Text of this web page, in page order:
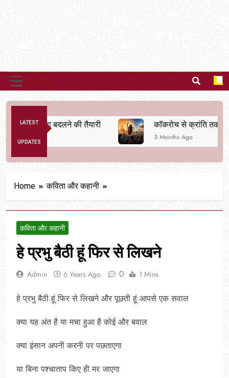
LATEST
UPDATES
व्यवस्था बदलने की तैयारी कॉकरोच से क्रांति तक
3 Months Ago
Home कविता और कहानी
कविता और कहानी
हे प्रभु बैठी हूं फिर से लिखने
Admin 6 Years Ago 0 1 Mins
हे प्रभु बैठी हूं फिर से लिखने और पूछती हूं आपसे एक सवाल
क्या यह अंत है या मचा हुआ है कोई और बवाल
क्या इंसान अपनी करनी पर पछताएगा
या बिना पश्चाताप किए ही मर जाएगा